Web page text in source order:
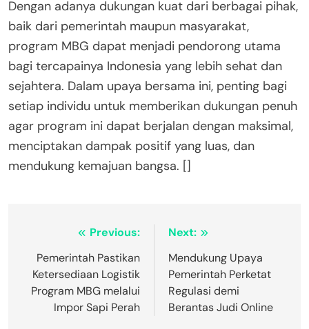
Dengan adanya dukungan kuat dari berbagai pihak,
baik dari pemerintah maupun masyarakat,
program MBG dapat menjadi pendorong utama
bagi tercapainya Indonesia yang lebih sehat dan
sejahtera. Dalam upaya bersama ini, penting bagi
setiap individu untuk memberikan dukungan penuh
agar program ini dapat berjalan dengan maksimal,
menciptakan dampak positif yang luas, dan
mendukung kemajuan bangsa. []
navigation
Previous:
Pemerintah Pastikan
Ketersediaan Logistik
Program MBG melalui
Impor Sapi Perah
Next:
Mendukung Upaya
Pemerintah Perketat
Regulasi demi
Berantas Judi Online